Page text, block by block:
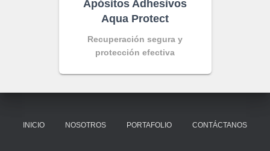
Apósitos Adhesivos
Aqua Protect
Recuperación segura y
protección efectiva
INICIO NOSOTROS PORTAFOLIO CONTÁCTANOS